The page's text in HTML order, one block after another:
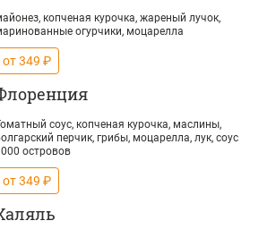
копченая курочка, жареный лучок,
огурчики, моцарелла
от 349 ₽
соус, копченая курочка, маслины,
перчик, грибы, моцарелла, лук, соус
островов
от 349 ₽